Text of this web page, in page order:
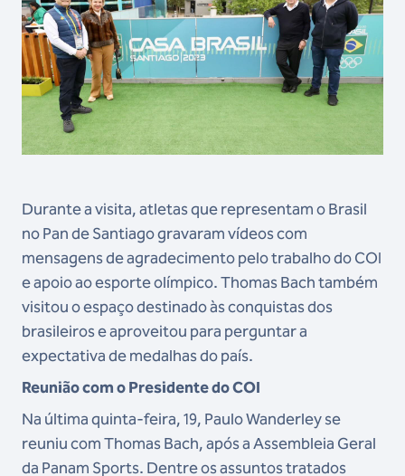
Durante a visita, atletas que representam o Brasil
no Pan de Santiago gravaram vídeos com
mensagens de agradecimento pelo trabalho do COI
e apoio ao esporte olímpico. Thomas Bach também
visitou o espaço destinado às conquistas dos
brasileiros e aproveitou para perguntar a
expectativa de medalhas do país.
Reunião com o Presidente do COI
Na última quinta-feira, 19, Paulo Wanderley se
reuniu com Thomas Bach, após a Assembleia Geral
da Panam Sports. Dentre os assuntos tratados